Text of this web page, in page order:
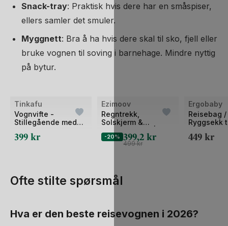
Snack-tray: Praktisk hvis dere har en småspiser,
ellers samler det smuler.
Myggnett: Bra å ha hvis dere skal til sko, fjell eller
bruke vognen til soving i barnehage. Mindre nyttig
på bytur.
OhDearBaby Pris
Tinkafu
Vognvifte -
Stillegående med
399 kr
Ezimoov
Regntrekk,
Solskjerm &
Cover Stroller
-20% 399,2kr
499kr
Ergobaby
Reisebag /
Ryggsekk
449 kr
Ofte stilte spørsmål
Hva er den beste reisevognen i 2026?